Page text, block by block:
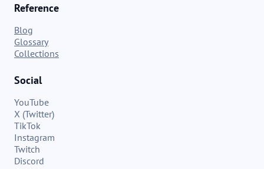
Reference
Blog
Glossary
Collections
Social
YouTube
X (Twitter)
TikTok
Instagram
Twitch
Discord